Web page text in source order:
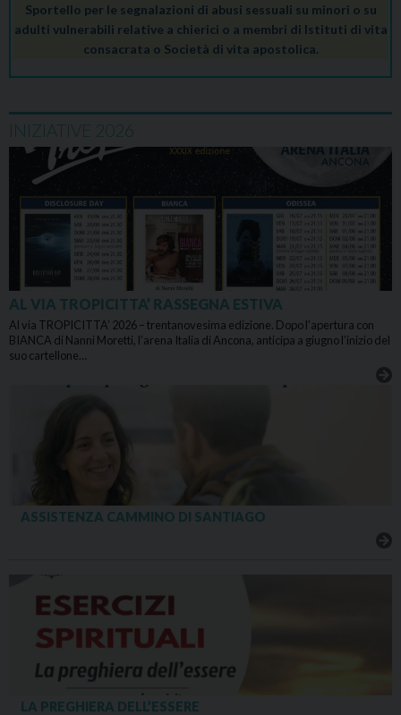
Sportello per le segnalazioni di abusi sessuali su minori o su
adulti vulnerabili relative a chierici o a membri di Istituti di vita
consacrata o Società di vita apostolica.
INIZIATIVE 2026
AL VIA TROPICITTA’ RASSEGNA ESTIVA
Al via TROPICITTA’ 2026 – trentanovesima edizione. Dopo l’apertura con
BIANCA di Nanni Moretti, l’arena Italia di Ancona, anticipa a giugno l’inizio del
suo cartellone…
ASSISTENZA CAMMINO DI SANTIAGO
LA PREGHIERA DELL’ESSERE